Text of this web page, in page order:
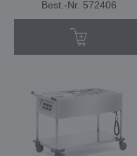
Best.-Nr. 572406